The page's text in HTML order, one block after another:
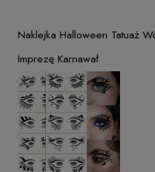
Naklejka Halloween Tatuaż
Imprezę Karnawał